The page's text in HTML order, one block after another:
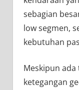
sebagian
low segmen,
kebutuhan
Meskipun
ketegangan